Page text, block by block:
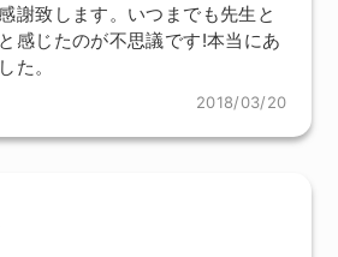
謝致します。いつまでも先生と
感じたのが不思議です!本当にあ
た。
2018/03/20